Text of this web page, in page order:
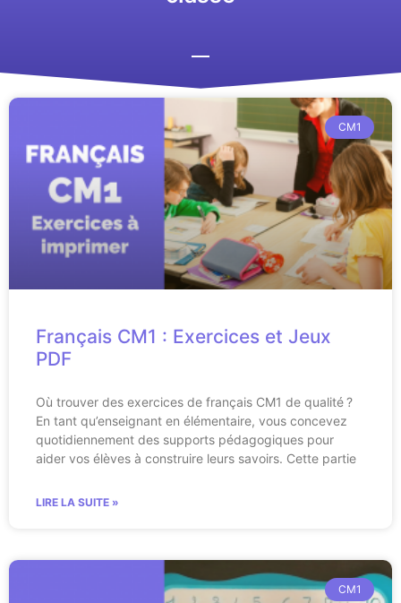
CM1
Français CM1 : Exercices et Jeux
PDF
Où trouver des exercices de français CM1 de qualité ?
En tant qu’enseignant en élémentaire, vous concevez
quotidiennement des supports pédagogiques pour
aider vos élèves à construire leurs savoirs. Cette partie
LIRE LA SUITE »
CM1